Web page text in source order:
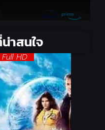
าสนใจ
Full HD